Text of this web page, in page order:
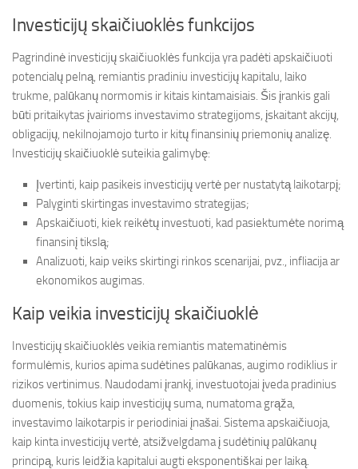
Investicijų skaičiuoklės funkcijos
Pagrindinė investicijų skaičiuoklės funkcija yra padėti apskaičiuoti
potencialų pelną, remiantis pradiniu investicijų kapitalu, laiko
trukme, palūkanų normomis ir kitais kintamaisiais. Šis įrankis gali
būti pritaikytas įvairioms investavimo strategijoms, įskaitant akcijų,
obligacijų, nekilnojamojo turto ir kitų finansinių priemonių analizę.
Investicijų skaičiuoklė suteikia galimybę:
Įvertinti, kaip pasikeis investicijų vertė per nustatytą laikotarpį;
Palyginti skirtingas investavimo strategijas;
Apskaičiuoti, kiek reikėtų investuoti, kad pasiektumėte norimą
finansinį tikslą;
Analizuoti, kaip veiks skirtingi rinkos scenarijai, pvz., infliacija ar
ekonomikos augimas.
Kaip veikia investicijų skaičiuoklė
Investicijų skaičiuoklės veikia remiantis matematinėmis
formulėmis, kurios apima sudėtines palūkanas, augimo rodiklius ir
rizikos vertinimus. Naudodami įrankį, investuotojai įveda pradinius
duomenis, tokius kaip investicijų suma, numatoma grąža,
investavimo laikotarpis ir periodiniai įnašai. Sistema apskaičiuoja,
kaip kinta investicijų vertė, atsižvelgdama į sudėtinių palūkanų
principą, kuris leidžia kapitalui augti eksponentiškai per laiką.